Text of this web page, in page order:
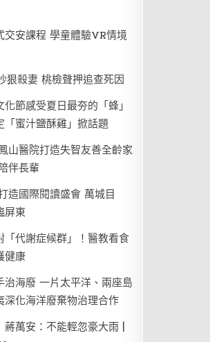
交安課程 學童體驗VR情境
狠殺妻 桃檢聲押追查死因
節感受夏日最夯的「蜂」
蜜汁鹽酥雞」掀話題
山醫院打造失智友善全齡家
伴長輩
造國際閱讀盛會 萬城目
屏東
「代謝症候群」！醫教看食
健康
治海廢 一片太平洋、兩座島
化海洋廢棄物治理合作
萬安：不能輕忽豪大雨 |